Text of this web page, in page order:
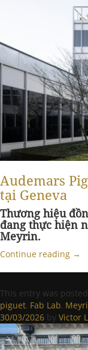
Audemars
tại Geneva
Thương hiệu
đang thực hiện
Meyrin.
Continue reading →
This entry was
piguet, Fab Lab,
30/03/2026 by Victor